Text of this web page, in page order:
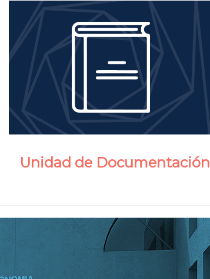
Unidad de Documentación